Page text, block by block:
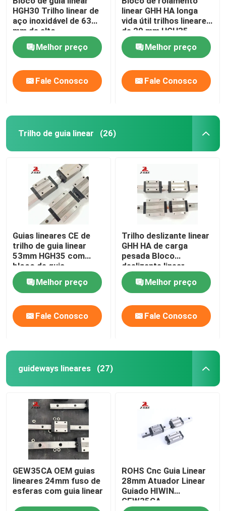
HGH30 Trilho linear de
aço inoxidável de 63
mm de alto
desempenho de
operaçãoMelhor preço
Fale Conosco
linear GHH HA longa
vida útil trilhos lineares
de 20 mm HGH35
Melhor preço
Fale Conosco
Trilho de guia linear (26)
Guias lineares CE de
trilho de guia linear
53mm HGH35 com
bloco de guia
Melhor preço
Fale Conosco
Trilho deslizante linear
GHH HA de carga
pesada Bloco
deslizante linear
ISO9001
Melhor preço
Fale Conosco
guideways lineares (27)
GEW35CA OEM guias
lineares 24mm fuso de
esferas com guia linear
ROHS Cnc Guia Linear
28mm Atuador Linear
Guiado HIWIN
GEW35CA